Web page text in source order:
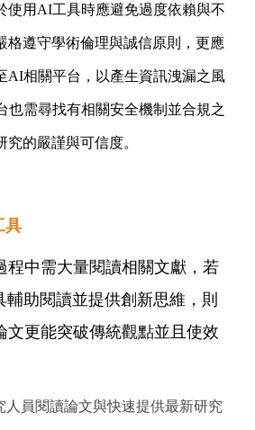
使用AI工具時應避免過度依賴與不
格遵守學術倫理與誠信原則，更應
AI相關平台，以產生資訊洩漏之風
也需尋找有相關安全機制並合規之
的嚴謹與可信度。
具
程中需大量閱讀相關文獻，若
助閱讀並提供創新思維，則
文更能突破傳統觀點並且使效
人員閱讀論文與快速提供最新研究